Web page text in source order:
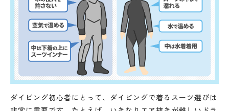
ダイビング初心者にとって、ダイビングで着るスーツ選びは